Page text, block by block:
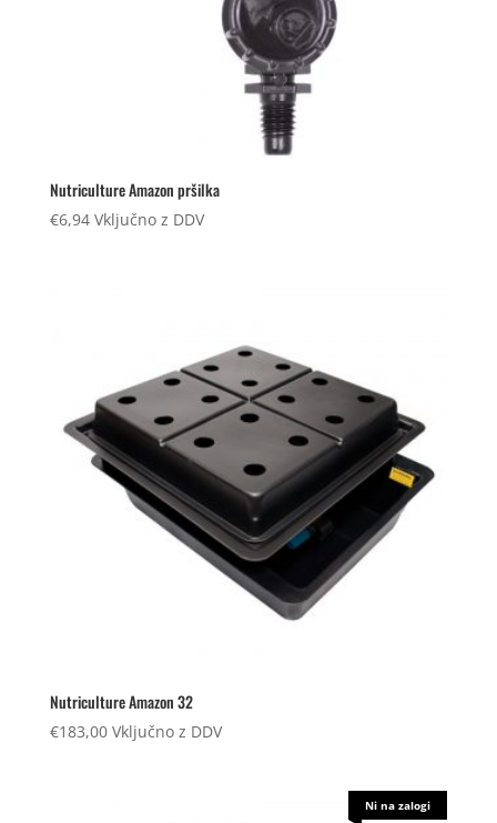
Nutriculture Amazon pršilka
€6,94 Vključno z DDV
Nutriculture Amazon 32
€183,00 Vključno z DDV
Ni na zalogi